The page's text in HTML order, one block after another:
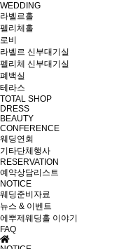
WEDDING
라벨르홀
펠리체홀
로비
라벨르 신부대기실
펠리체 신부대기실
폐백실
테라스
TOTAL SHOP
DRESS
BEAUTY
CONFERENCE
웨딩연회
기타단체행사
RESERVATION
예약상담리스트
NOTICE
웨딩준비자료
뉴스 & 이벤트
에뿌제웨딩홀 이야기
FAQ